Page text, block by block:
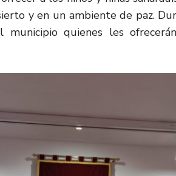
y en un ambiente de paz.
municipio quienes les